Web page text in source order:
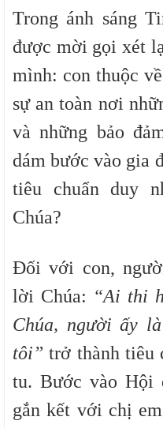
Trong ánh sáng
được mời gọi xét
mình: con thuộc
sự an toàn nơi
và những bảo
dám bước vào gia
tiêu chuẩn duy
Chúa?
Đối với con,
lời Chúa: “Ai thi
Chúa, người ấy
tôi” trở thành tiêu
tu. Bước vào Hội
gắn kết với chị